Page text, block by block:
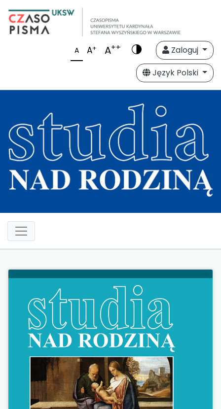
A A+ A++
Zaloguj
Język Polski